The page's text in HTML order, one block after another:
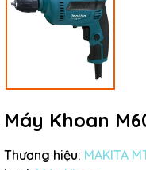
Máy Khoan
Thương hiệu: MAKITA
Điều kiện: